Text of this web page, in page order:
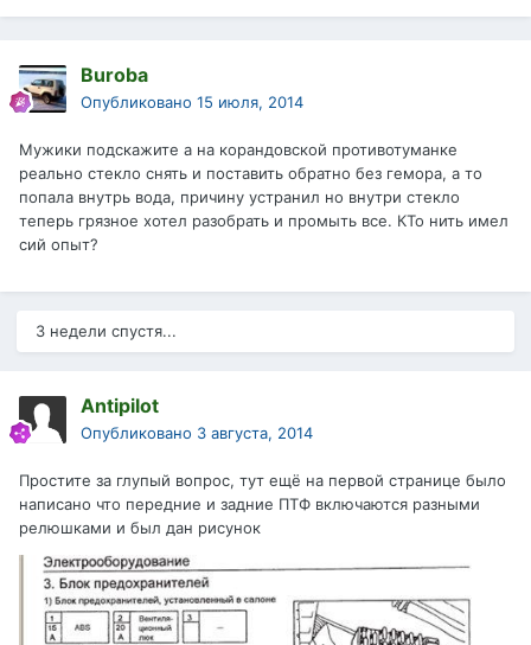
Buroba
Опубликовано 15 июля, 2014
Мужики подскажите а на корандовской противотуманке
реально стекло снять и поставить обратно без гемора, а то
попала внутрь вода, причину устранил но внутри стекло
теперь грязное хотел разобрать и промыть все. КТо нить имел
сий опыт?
3 недели спустя...
Antipilot
Опубликовано 3 августа, 2014
Простите за глупый вопрос, тут ещё на первой странице было
написано что передние и задние ПТФ включаются разными
релюшками и был дан рисунок